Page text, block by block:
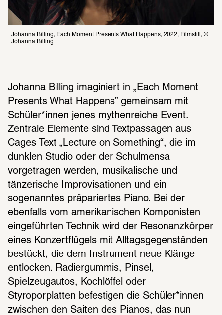
Johanna Billing, Each Moment Presents What Happens, 2022, Filmstill, ©
Johanna Billing
Johanna Billing imaginiert in „Each Moment
Presents What Happens” gemeinsam mit
Schüler*innen jenes mythenreiche Event.
Zentrale Elemente sind Textpassagen aus
Cages Text „Lecture on Something“, die im
dunklen Studio oder der Schulmensa
vorgetragen werden, musikalische und
tänzerische Improvisationen und ein
sogenanntes präpariertes Piano. Bei der
ebenfalls vom amerikanischen Komponisten
eingeführten Technik wird der Resonanzkörper
eines Konzertflügels mit Alltagsgegenständen
bestückt, die dem Instrument neue Klänge
entlocken. Radiergummis, Pinsel,
Spielzeugautos, Kochlöffel oder
Styroporplatten befestigen die Schüler*innen
zwischen den Saiten des Pianos, das nun